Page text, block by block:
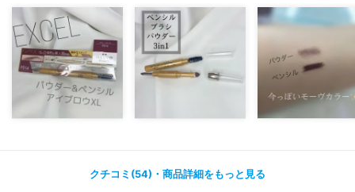
私が愛してやまない（10本以上リピートw）アイブロウさ
んから新色ですよ〜📢
クチコミ(54)・商品詳細をもっと見る